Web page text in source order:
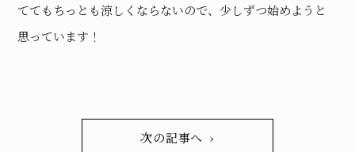
ててもちっとも涼しくならないので、少しずつ始めようと
思っています！
次の記事へ ›